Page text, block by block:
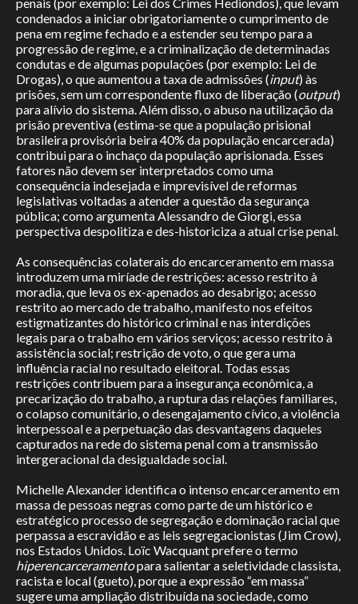
condenados a iniciar obrigatoriamente o cumprimento de
pena em regime fechado e a estender seu tempo para a
progressão de regime, e a criminalização de determinadas
condutas e de algumas populações (por exemplo: Lei de
Drogas), o que aumentou a taxa de admissões (input) às
prisões, sem um correspondente fluxo de liberação (output)
para alívio do sistema. Além disso, o abuso na utilização da
prisão preventiva (estima-se que a população prisional
brasileira provisória beira 40% da população encarcerada)
contribui para o inchaço da população aprisionada. Esses
fatores não devem ser interpretados como uma
consequência indesejada e imprevisível de reformas
legislativas voltadas a atender a questão da segurança
pública; como argumenta Alessandro de Giorgi, essa
perspectiva despolitiza e des-historiciza a atual crise penal.
As consequências colaterais do encarceramento em massa
introduzem uma miríade de restrições: acesso restrito à
moradia, que leva os ex-apenados ao desabrigo; acesso
restrito ao mercado de trabalho, manifesto nos efeitos
estigmatizantes do histórico criminal e nas interdições
legais para o trabalho em vários serviços; acesso restrito à
assistência social; restrição de voto, o que gera uma
influência racial no resultado eleitoral. Todas essas
restrições contribuem para a insegurança econômica, a
precarização do trabalho, a ruptura das relações familiares,
o colapso comunitário, o desengajamento cívico, a violência
interpessoal e a perpetuação das desvantagens daqueles
capturados na rede do sistema penal com a transmissão
intergeracional da desigualdade social.
Michelle Alexander identifica o intenso encarceramento em
massa de pessoas negras como parte de um histórico e
estratégico processo de segregação e dominação racial que
perpassa a escravidão e as leis segregacionistas (Jim Crow),
nos Estados Unidos. Loïc Wacquant prefere o termo
hiperencarceramentopara salientar a seletividade classista,
racista e local (gueto), porque a expressão “em massa”
sugere uma ampliação distribuída na sociedade, como